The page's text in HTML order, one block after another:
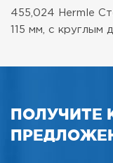
455,024 Hermle
115 мм, с круглым
ПОЛУЧИТЕ